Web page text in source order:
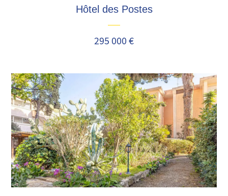
Hôtel des Postes
295 000 €